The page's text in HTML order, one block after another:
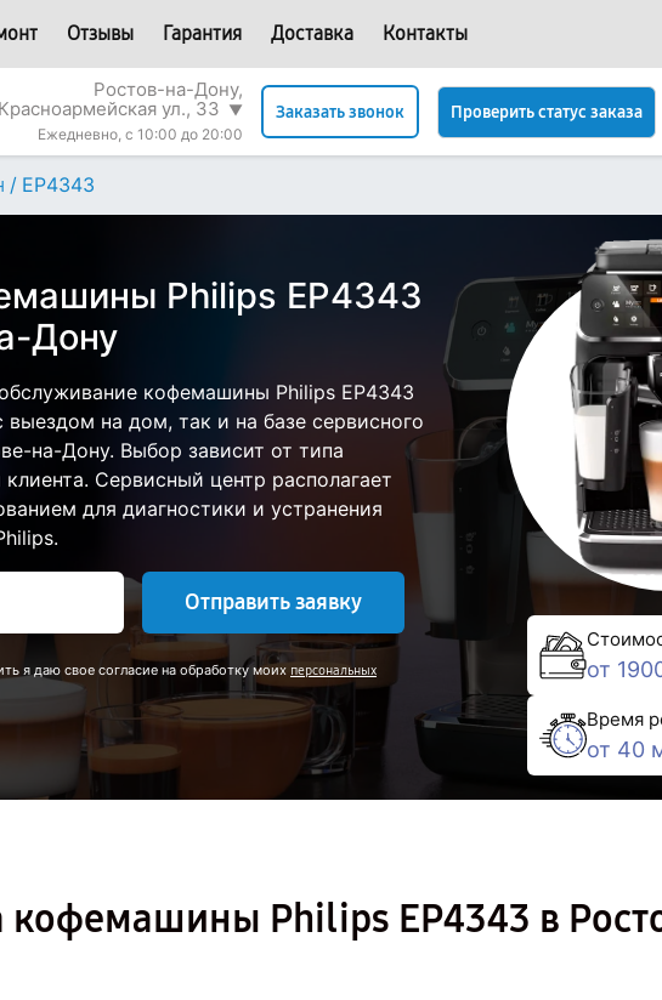
Отзывы Гарантия Доставка Контакты
Ростов-на-Дону,
Красноармейская ул., 33 ▼
Ежедневно, с 10:00 до 20:00
Заказать звонок Проверить статус заказа
/ EP4343
Philips EP4343
Дону
кофемашины Philips EP4343
выездом на дом, так и на базе сервисного
на-Дону. Выбор зависит от типа
Сервисный центр располагает
для диагностики и устранения
Отправить заявку
я даю свое согласие на обработку моих персональных
от
Время
от 40
кофемашины Philips EP4343 в